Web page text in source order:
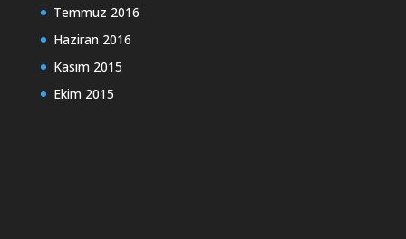
Temmuz 2016
Haziran 2016
Kasım 2015
Ekim 2015